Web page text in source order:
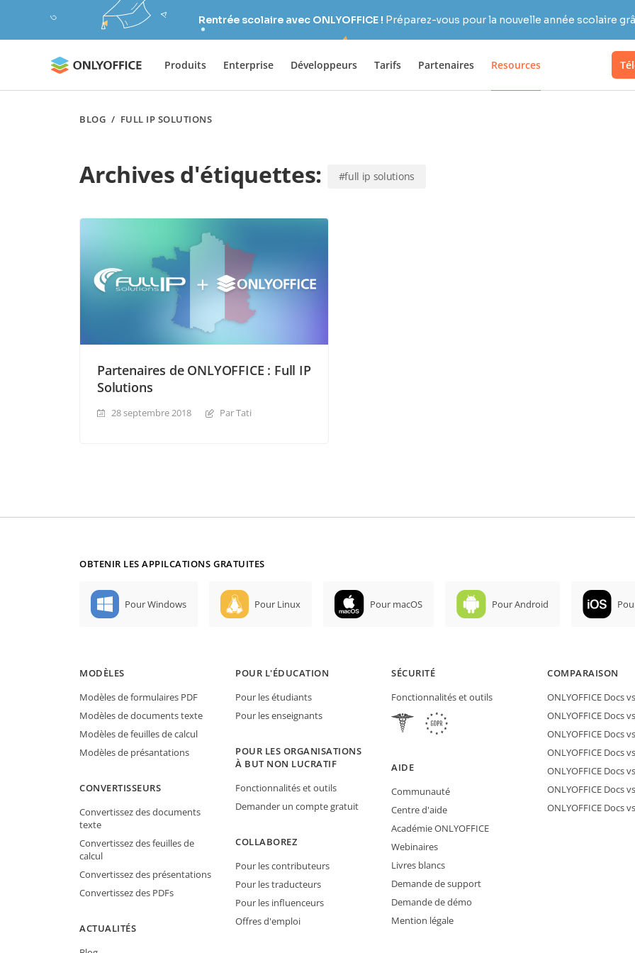
Rentrée scolaire avec ONLYOFFICE ! Préparez-vous pour la nouvelle année scolaire
Produits Enterprise Développeurs Tarifs Partenaires Resources
BLOG / FULL IP SOLUTIONS
Archives d'étiquettes: #full ip solutions
Partenaires de ONLYOFFICE : Full IP
Solutions
28 septembre 2018 Par Tati
OBTENIR LES APPILCATIONS GRATUITES
Pour Windows Pour Linux Pour macOS Pour Android
MODÈLES
Modèles de formulaires PDF
Modèles de documents texte
Modèles de feuilles de calcul
Modèles de présantations
CONVERTISSEURS
Convertissez des documents
texte
Convertissez des feuilles de
calcul
Convertissez des présentations
Convertissez des PDFs
ACTUALITÉS
POUR L'ÉDUCATION
Pour les étudiants
Pour les enseignants
POUR LES ORGANISATIONS
À BUT NON LUCRATIF
Fonctionnalités et outils
Demander un compte gratuit
COLLABOREZ
Pour les contributeurs
Pour les traducteurs
Pour les influenceurs
Offres d'emploi
SÉCURITÉ
Fonctionnalités et outils
AIDE
Communauté
Centre d'aide
Académie ONLYOFFICE
Webinaires
Livres blancs
Demande de support
Demande de démo
Mention légale
COMPARAISON
ONLYOFFICE Docs
ONLYOFFICE Docs
ONLYOFFICE Docs
ONLYOFFICE Docs
ONLYOFFICE Docs
ONLYOFFICE Docs
ONLYOFFICE Docs